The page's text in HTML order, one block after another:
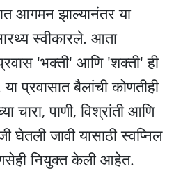
आगमन झाल्यानंतर या
स्वीकारले. आता
'भक्ती' आणि 'शक्ती' ही
प्रवासात बैलांची कोणतीही
चारा, पाणी, विश्रांती आणि
घेतली जावी यासाठी स्वप्निल
नियुक्त केली आहेत.